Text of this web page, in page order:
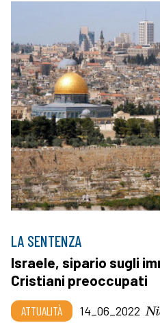
LA SENTENZA
Israele, sipario sugli
Cristiani preoccupati
ATTUALITÀ 14_06_2022